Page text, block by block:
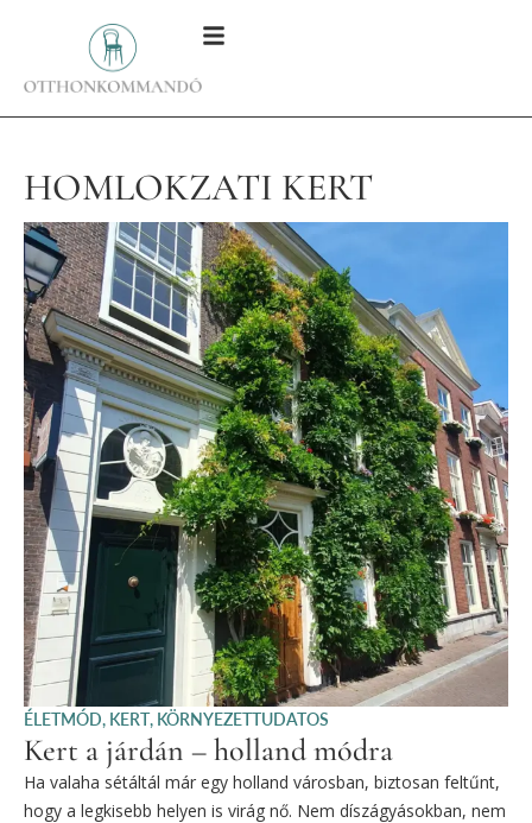
HOMLOKZATI KERT
ÉLETMÓD, KERT, KÖRNYEZETTUDATOS
Kert a járdán – holland módra
Ha valaha sétáltál már egy holland városban, biztosan feltűnt,
hogy a legkisebb helyen is virág nő. Nem díszágyásokban, nem